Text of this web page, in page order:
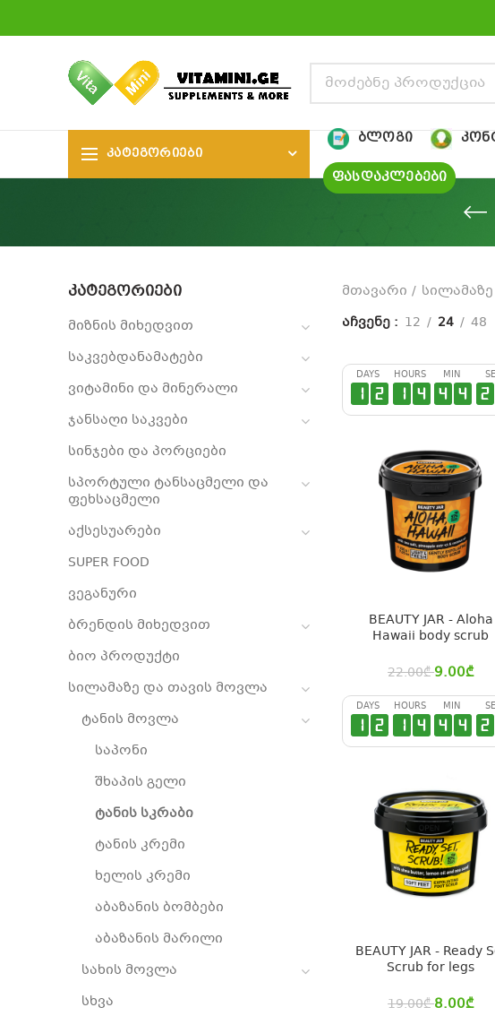
ᲙᲐᲢᲔᲒᲝᲠᲘᲔᲑᲘ
ᲑᲚᲝᲒᲘ
ᲤᲐᲡᲓᲐᲙᲚᲔᲑᲔᲑᲘ
ᲙᲐᲢᲔᲒᲝᲠᲘᲔᲑᲘ
მიზნის მიხედვით
საკვებდანამატები
ვიტამინი და მინერალი
ჯანსაღი საკვები
სინჯები და პორციები
სპორტული ტანსაცმელი და
ფეხსაცმელი
აქსესუარები
SUPER FOOD
ვეგანური
ბრენდის მიხედვით
ბიო პროდუქტი
სილამაზე და თავის მოვლა
ტანის მოვლა
საპონი
შხაპის გელი
ტანის სკრაბი
ტანის კრემი
ხელის კრემი
აბაზანის ბომბები
აბაზანის მარილი
სახის მოვლა
სხვა
მთავარი
აჩვენე
12 24 48
DAYS
1 2
HOURS
1 4
MIN
4 4 2
BEAUTY JAR - Aloha
Hawaii body scrub
22.00₾ 9.00₾
DAYS
1 2
HOURS
1 4
MIN
4 4 2
BEAUTY JAR - Ready
Scrub for legs
19.00₾ 8.00₾